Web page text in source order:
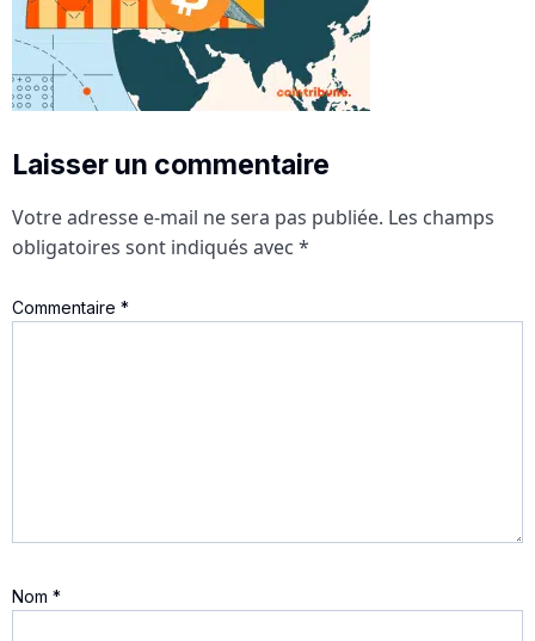
Laisser un commentaire
Votre adresse e-mail ne sera pas publiée. Les champs
obligatoires sont indiqués avec *
Commentaire *
Nom *